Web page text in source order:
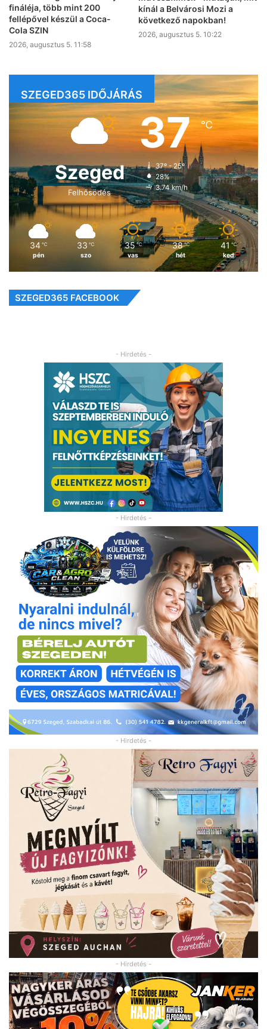
fináléja, több mint 200
fellépővel készül a Coca-
Cola SZIN
2026, augusztus 5. 11:58
kínál a Belvárosi Mozi a
következő napokban!
2026, augusztus 5. 10:22
SZEGED365 IDŐJÁRÁS
Szeged
Felhősödés
37℃
37º - 25º
28%
3.74 km/h
34 ℃
pén
33 ℃
szo
35 ℃
vas
38 ℃
hét
41 ℃
ked
SZEGED365 FACEBOOK
- Hirdetés -
- Hirdetés -
- Hirdetés -
- Hirdetés -